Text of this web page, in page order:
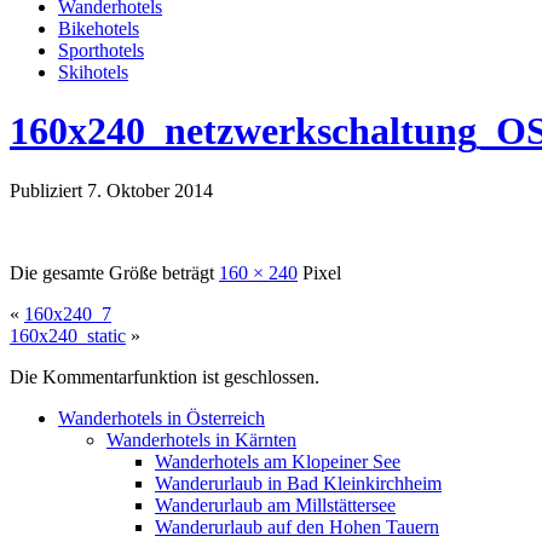
Wanderhotels
Bikehotels
Sporthotels
Skihotels
Publiziert 7. Oktober 2014
Die gesamte Größe beträgt 160 × 240 Pixel
« 160x240_7
160x240_static »
Die Kommentarfunktion ist geschlossen.
Wanderhotels in Österreich
Wanderhotels in Kärnten
Wanderhotels am Klopeiner See
Wanderurlaub in Bad Kleinkirchheim
Wanderurlaub am Millstättersee
Wanderurlaub auf den Hohen Tauern